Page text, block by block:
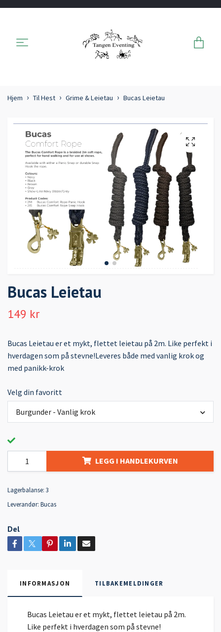
Hjem Til Hest Grime & Leietau Bucas Leietau
Bucas Leietau
149 kr
Bucas Leietau er et mykt, flettet leietau på 2m. Like perfekt i
hverdagen som på stevne!Leveres både med vanlig krok og
med panikk-krok
Velg din favoritt
Burgunder - Vanlig krok
LEGG I HANDLEKURVEN
Lagerbalanse: 3
Leverandør: Bucas
Del
INFORMASJON TILBAKEMELDINGER
Bucas Leietau er et mykt, flettet leietau på 2m.
Like perfekt i hverdagen som på stevne!